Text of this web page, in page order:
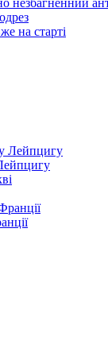
незбагненний
на старті